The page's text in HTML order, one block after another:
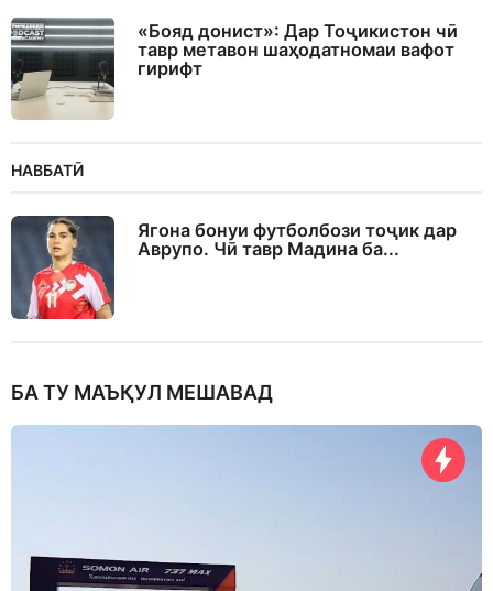
«Бояд донист»: Дар Тоҷикистон чӣ
тавр метавон шаҳодатномаи вафот
гирифт
НАВБАТӢ
Ягона бонуи футболбози тоҷик дар
Аврупо. Чӣ тавр Мадина ба...
БА ТУ МАЪҚУЛ МЕШАВАД